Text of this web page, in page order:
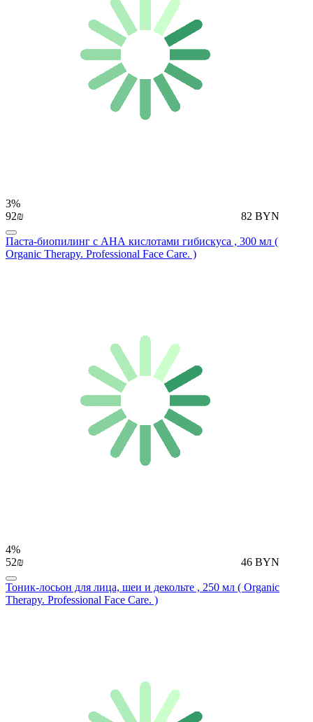
3%
92₪
82 BYN
Паста-биопилинг с АНА кислотами гибискуса , 300 мл (
Organic Therapy. Professional Face Care. )
4%
52₪
46 BYN
Тоник-лосьон для лица, шеи и декольте , 250 мл ( Organic
Therapy. Professional Face Care. )